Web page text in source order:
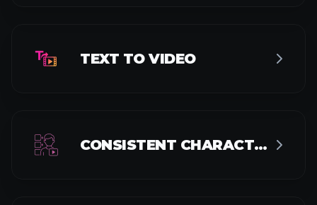
TEXT TO VIDEO
CONSISTENT CHARACTER VIDEO